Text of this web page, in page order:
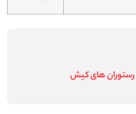
های کیش